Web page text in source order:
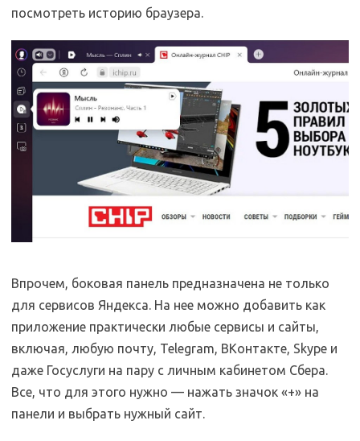
посмотреть историю браузера.
Впрочем, боковая панель предназначена не только
для сервисов Яндекса. На нее можно добавить как
приложение практически любые сервисы и сайты,
включая, любую почту, Telegram, ВКонтакте, Skype и
даже Госуслуги на пару с личным кабинетом Сбера.
Все, что для этого нужно — нажать значок «+» на
панели и выбрать нужный сайт.